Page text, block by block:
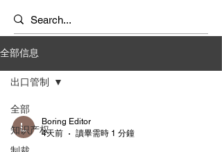
全部信息
全部
知识产权
出口管制
Boring Editor
4天前
讀畢需時 1 分鐘